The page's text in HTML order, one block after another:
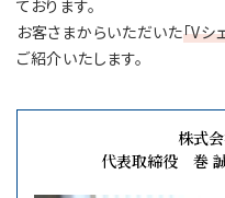
ております。
お客さまからいただいた「Vシ
ご紹介いたします。
株式
代表取締役 巻